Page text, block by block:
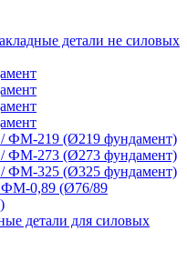
детали не силовых
ФМ-219 (Ø219 фундамент)
ФМ-273 (Ø273 фундамент)
ФМ-325 (Ø325 фундамент)
0,89 (Ø76/89
детали для силовых